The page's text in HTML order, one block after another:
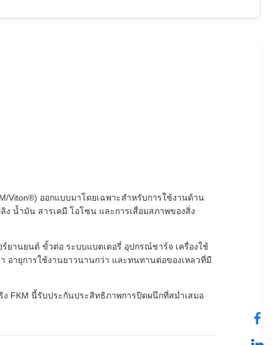
Viton®) ออกแบบมาโดยเฉพาะสำหรับการใช้งานด้าน
น้ำมัน สารเคมี โอโซน และการเสื่อมสภาพของสิ่ง
ยานยนต์ ขั้วต่อ ระบบแบตเตอรี่ อุปกรณ์ชาร์จ เครื่องใช้
อายุการใช้งานยาวนานกว่า และทนทานต่อของเหลวที่มี
FKM นี้รับประกันประสิทธิภาพการปิดผนึกที่สม่ำเสมอ